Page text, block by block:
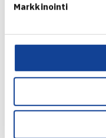
Markkinointi
Jaa: